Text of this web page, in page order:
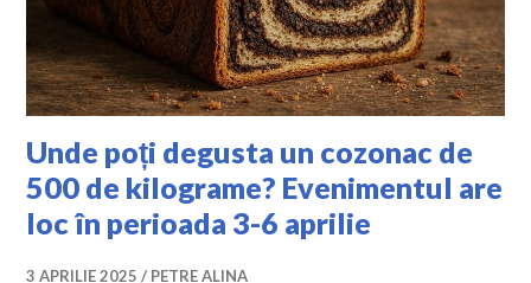
Unde poți degusta un cozonac de
500 de kilograme? Evenimentul are
loc în perioada 3-6 aprilie
3 APRILIE 2025 PETRE ALINA